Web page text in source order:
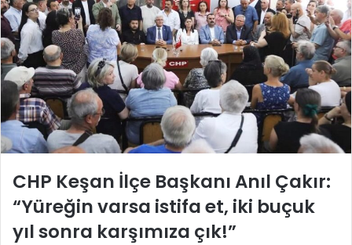
CHP Keşan İlçe Başkanı Anıl Çakır:
“Yüreğin varsa istifa et, iki buçuk
yıl sonra karşımıza çık!”